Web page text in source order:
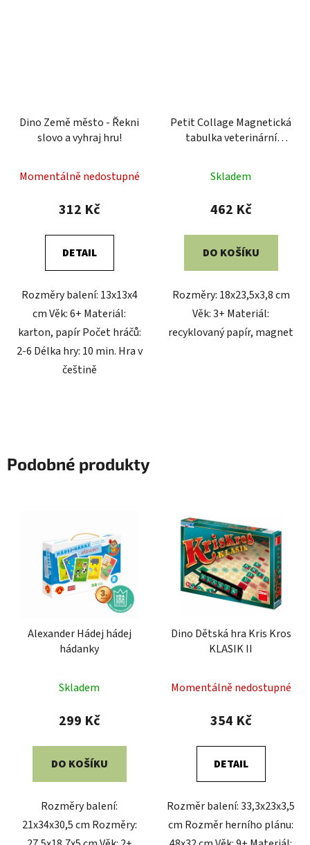
Dino Země město - Řekni
slovo a vyhraj hru!
Momentálně nedostupné
312 Kč
DETAIL
Rozměry balení: 13x13x4
cm Věk: 6+ Materiál:
karton, papír Počet hráčů:
2-6 Délka hry: 10 min. Hra v
češtině
Petit Collage Magnetická
tabulka veterinární
Skladem
462 Kč
DO KOŠÍKU
Rozměry: 18x23,5x3,8 cm
Věk: 3+ Materiál:
recyklovaný papír, magnet
Podobné produkty
Alexander Hádej hádej
hádanky
Skladem
299 Kč
DO KOŠÍKU
Rozměry balení:
21x34x30,5 cm Rozměry:
Dino Dětská hra Kris Kros
KLASIK II
Momentálně nedostupné
354 Kč
DETAIL
Rozměr balení: 33,3x23x3,5
cm Rozměr herního plánu: